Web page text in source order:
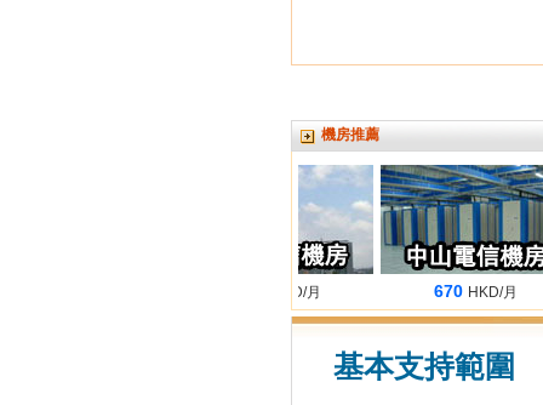
機房推薦
HKD/月 670HKD/月
基本支持範圍